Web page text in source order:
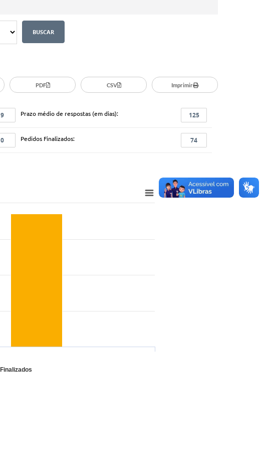
PDF CSV Imprimir
9 Prazo médio de respostas (em dias): 125
0 Pedidos Finalizados: 74
Finalizados